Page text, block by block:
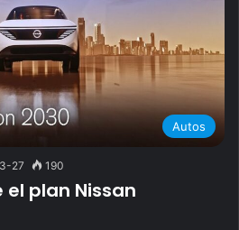
Autos
27 190
el plan Nissan